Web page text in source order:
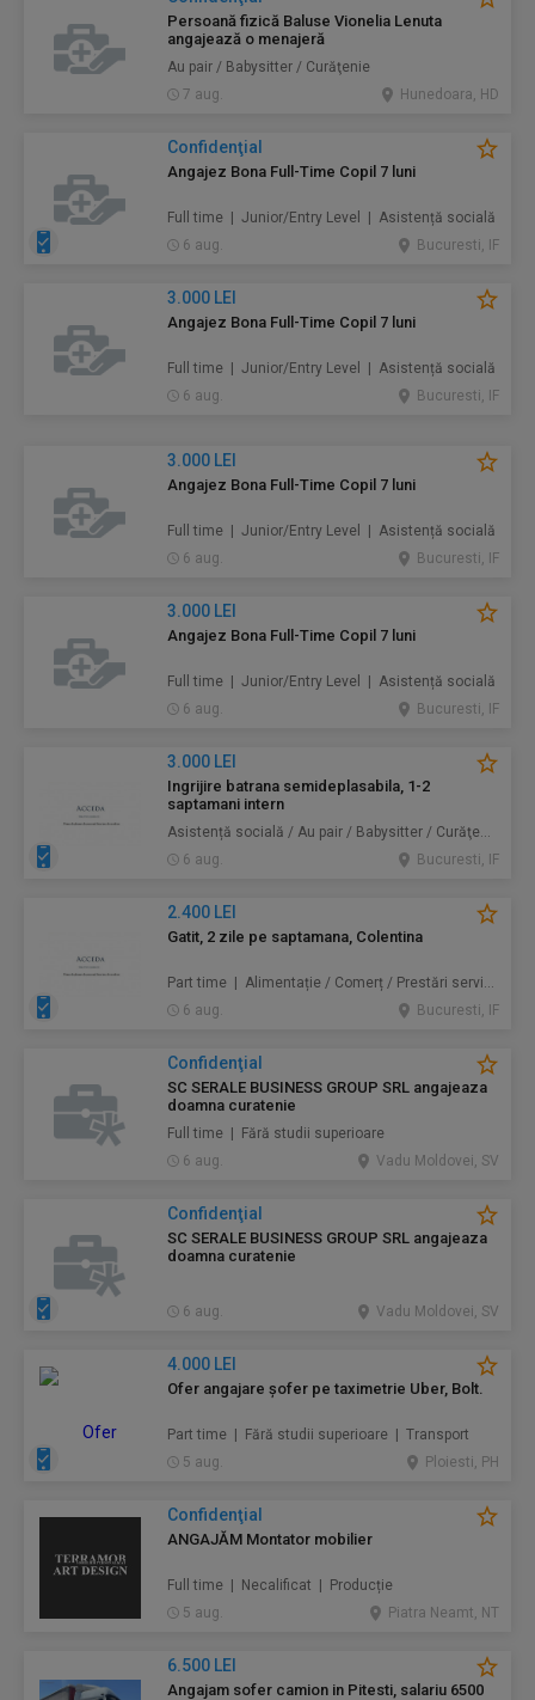
Persoană fizică Baluse Vionelia Lenuta
angajează o menajeră
Au pair / Babysitter / Curăţenie
7 aug.
Hunedoara, HD
Confidenţial
Angajez Bona Full-Time Copil 7 luni
Full time | Junior/Entry Level | Asistență socială
6 aug.
Bucuresti, IF
3.000 LEI
Angajez Bona Full-Time Copil 7 luni
Full time | Junior/Entry Level | Asistență socială
6 aug.
Bucuresti, IF
3.000 LEI
Angajez Bona Full-Time Copil 7 luni
Full time | Junior/Entry Level | Asistență socială
6 aug.
Bucuresti, IF
3.000 LEI
Angajez Bona Full-Time Copil 7 luni
Full time | Junior/Entry Level | Asistență socială
6 aug.
Bucuresti, IF
3.000 LEI
Ingrijire batrana semideplasabila, 1-2
saptamani intern
Asistență socială / Au pair / Babysitter / Curăţenie / Prestări servicii
6 aug.
Bucuresti, IF
2.400 LEI
Gatit, 2 zile pe saptamana, Colentina
Part time | Alimentație / Comerț / Prestări servicii
6 aug.
Bucuresti, IF
Confidenţial
SC SERALE BUSINESS GROUP SRL angajeaza
doamna curatenie
Full time | Fără studii superioare
6 aug.
Vadu Moldovei, SV
Confidenţial
SC SERALE BUSINESS GROUP SRL angajeaza
doamna curatenie
6 aug. Vadu Moldovei, SV
4.000 LEI
Ofer angajare șofer pe taximetrie Uber, Bolt.
Part time | Fără studii superioare | Transport
5 aug.
Ploiesti, PH
Confidenţial
ANGAJĂM Montator mobilier
Full time | Necalificat | Producție
5 aug.
Piatra Neamt, NT
6.500 LEI
Angajam sofer camion in Pitesti, salariu 6500